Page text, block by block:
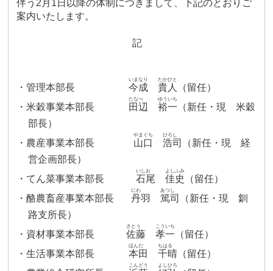
伴う 2 月 1 日以降の体制につきまして、下記のとおりご
案内いたします。
記
・管理本部長 今成
いまなり
貴人
たかひと
（留任）
・米穀事業本部長
田辺
たなべ
裕一
ゆういち
（新任・現 米穀
部長）
・農産事業本部長
山口
やまぐち
浩司
ひろし
（新任・現 経
営企画部長）
・てん菜事業本部長
石尾
いしお
佳史
よしふみ
（留任）
・酪農畜産事業本部長
丹羽
にわ
篤司
あつし
（新任・現 釧
路支所長）
・資材事業本部長
佐藤
さとう
孝一
こういち
（留任）
・生活事業本部長
本田
ほんだ
千晴
ちはる
（留任）
こんどう よしひろ